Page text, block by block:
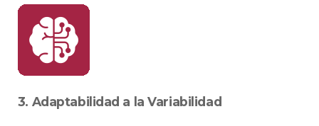
3. Adaptabilidad a la Variabilidad